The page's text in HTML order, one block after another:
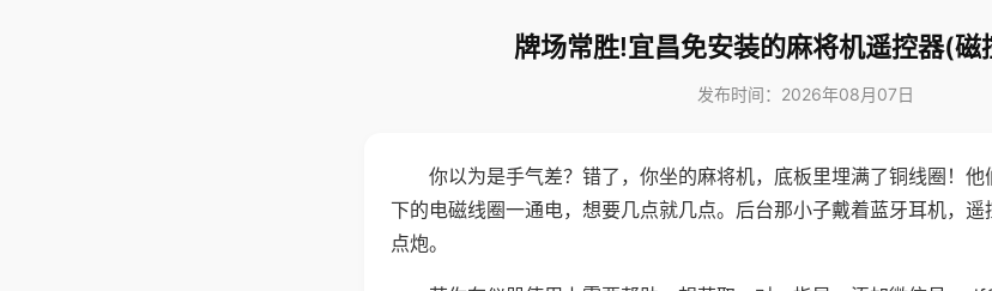
牌场常胜!宜昌免安装的麻将机遥控器(磁
发布时间：2026年08月07日
你以为是手气差？错了，你坐的麻将机，底板里埋满了铜线圈！
下的电磁线圈一通电，想要几点就几点。后台那小子戴着蓝牙耳机，遥
点炮。